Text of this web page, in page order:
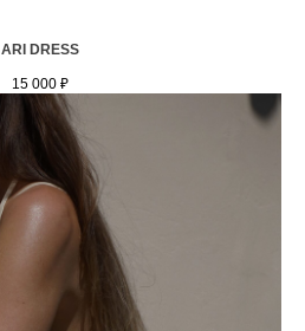
ARI DRESS
15 000 ₽